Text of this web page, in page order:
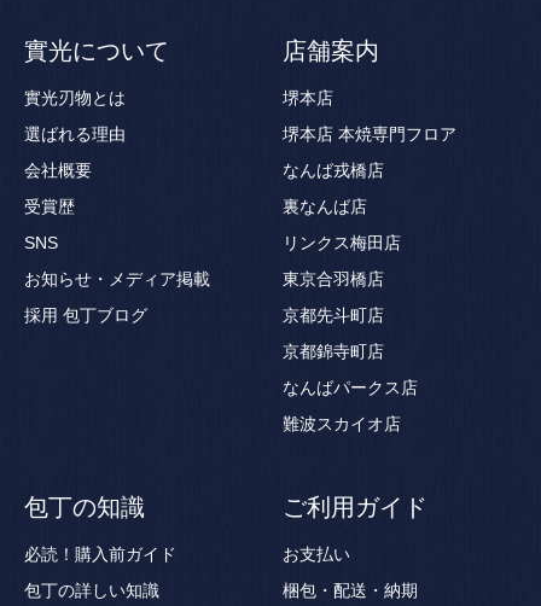
實光について
實光刃物とは
選ばれる理由
会社概要
受賞歴
SNS
お知らせ・メディア掲載
採用 包丁ブログ
店舗案内
堺本店
堺本店 本焼専門フロア
なんば戎橋店
裏なんば店
リンクス梅田店
東京合羽橋店
京都先斗町店
京都錦寺町店
なんばパークス店
難波スカイオ店
包丁の知識
必読！購入前ガイド
包丁の詳しい知識
ご利用ガイド
お支払い
梱包・配送・納期